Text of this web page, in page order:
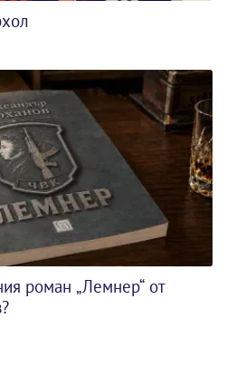
роман „Лемнер“ от